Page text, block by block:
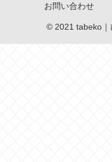
お問い合わせ
© 2021 tabeko｜